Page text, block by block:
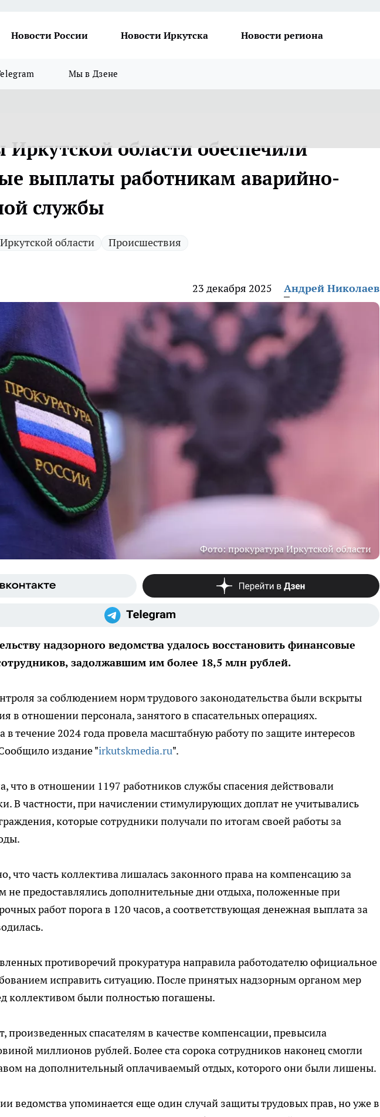
Новости России Новости Иркутска Новости региона
Мы в Дзене
области обеспечили
выплаты работникам аварийно-
службы
области Происшествия
23 декабря 2025 Андрей Николаев
Фото: прокуратура Иркутской области
надзорного ведомства удалось восстановить финансовые
задолжавшим им более 18,5 млн рублей.
за соблюдением норм трудового законодательства были вскрыты
в отношении персонала, занятого в спасательных операциях.
в течение 2024 года провела масштабную работу по защите интересов
издание "irkutskmedia.ru".
что в отношении 1197 работников службы спасения действовали
В частности, при начислении стимулирующих доплат не учитывались
которые сотрудники получали по итогам своей работы за
что часть коллектива лишалась законного права на компенсацию за
не предоставлялись дополнительные дни отдыха, положенные при
работ порога в 120 часов, а соответствующая денежная выплата за
противоречий прокуратура направила работодателю официальное
исправить ситуацию. После принятых надзорным органом мер
коллективом были полностью погашены.
произведенных спасателям в качестве компенсации, превысила
миллионов рублей. Более ста сорока сотрудников наконец смогли
на дополнительный оплачиваемый отдых, которого они были лишены.
ведомства упоминается еще один случай защиты трудовых прав, но уже в